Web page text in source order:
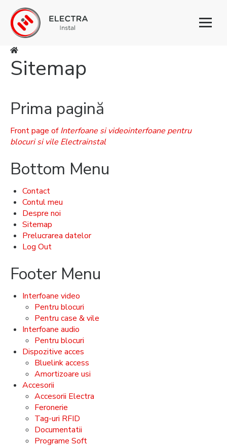
Eşti aici
Sitemap
Prima pagină
Front page ofInterfoane si videointerfoane pentru
blocuri si vile Electrainstal
Bottom Menu
Contact
Contul meu
Despre noi
Sitemap
Prelucrarea datelor
Log Out
Footer Menu
Interfoane video
Pentru blocuri
Pentru case & vile
Interfoane audio
Pentru blocuri
Dispozitive acces
Bluelink access
Amortizoare usi
Accesorii
Accesorii Electra
Feronerie
Tag-uri RFID
Documentatii
Programe Soft